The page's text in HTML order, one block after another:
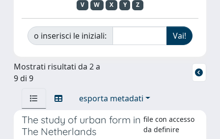
V
W X Y Z
o inserisci le iniziali:
Mostrati risultati da 2 a
9 di 9
esporta metadati
The study of urban form in
The Netherlands
file con accesso
da definire